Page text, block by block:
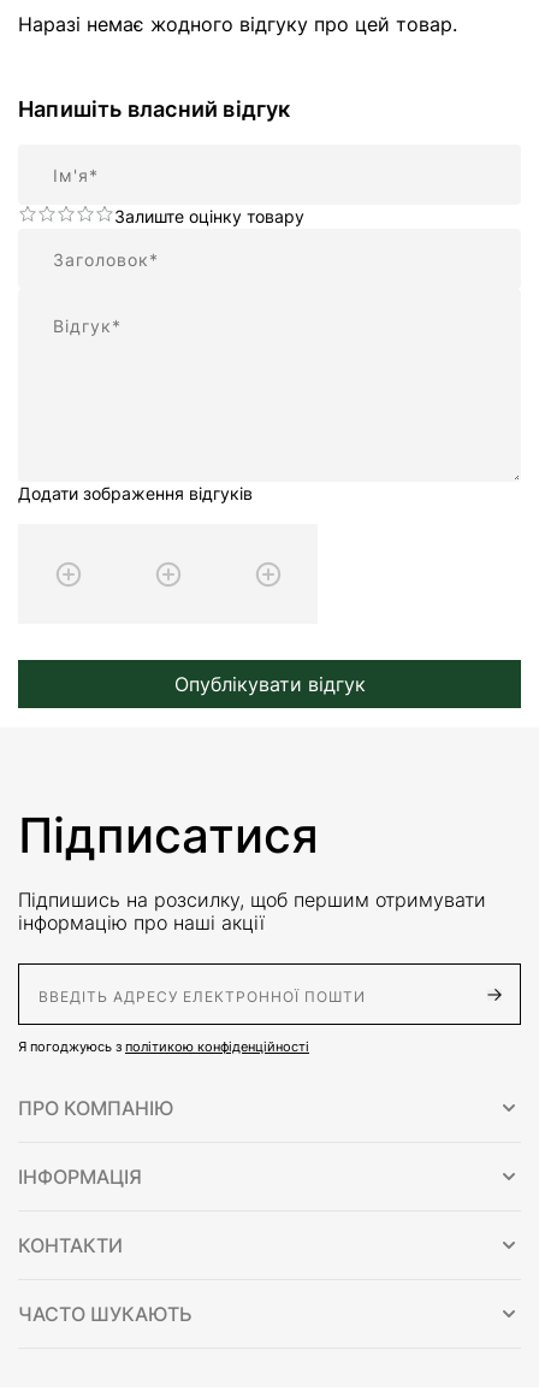
Наразі немає жодного відгуку про цей товар.
Напишіть власний відгук
Залиште оцінку товару
Додати зображення відгуків
Опублікувати відгук
Підписатися
Підпишись на розсилку, щоб першим отримувати
інформацію про наші акції
Я погоджуюсь з політикою конфіденційності
ПРО КОМПАНІЮ
ІНФОРМАЦІЯ
КОНТАКТИ
ЧАСТО ШУКАЮТЬ